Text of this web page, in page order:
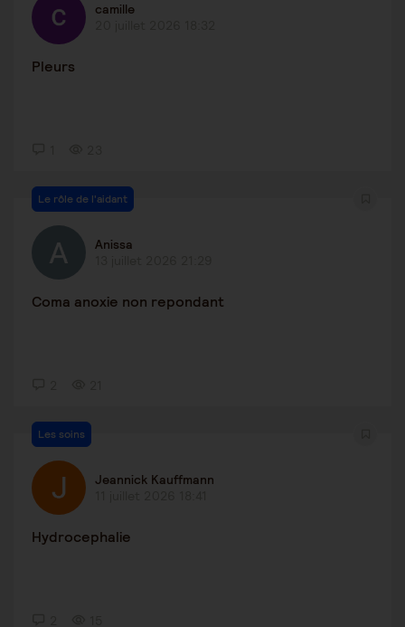
camille
Pleurs
Le rôle de l'aidant
Anissa
Coma anoxie non repondant
Les soins
Jeannick Kauffmann
Hydrocephalie